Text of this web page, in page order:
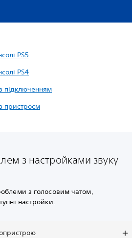
PS5
PS4
підключенням
пристроєм
з настройками звуку
з голосовим чатом,
настройки.